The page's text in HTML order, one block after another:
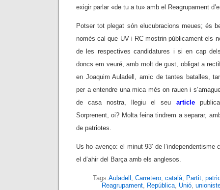
exigir parlar «de tu a tu» amb el Reagrupament
Potser tot plegat són elucubracions meues; és
només cal que UV i RC mostrin públicament els
de les respectives candidatures i si en cap
doncs em veuré, amb molt de gust, obligat a
en Joaquim Auladell, amic de tantes batalles,
per a entendre una mica més on rauen i
de casa nostra, llegiu el seu article
Sorprenent, oi? Molta feina tindrem a separar,
de patriotes.
Us ho avenço: el minut 93′ de l’independentisme
el d’ahir del Barça amb els anglesos.
Tags:Auladell , Carretero, català, Partit,
Reagrupament, República, Unió,